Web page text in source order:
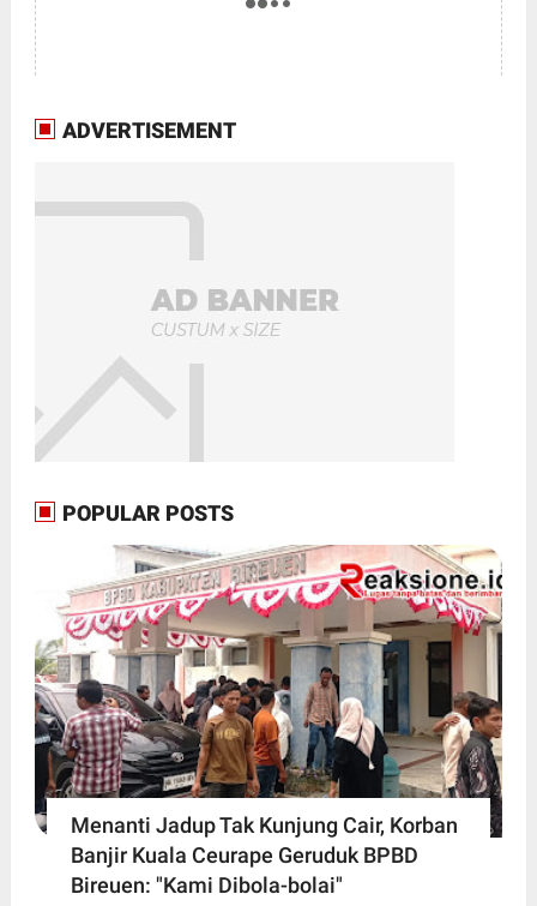
ADVERTISEMENT
POPULAR POSTS
Menanti Jadup Tak Kunjung Cair, Korban
Banjir Kuala Ceurape Geruduk BPBD
Bireuen: "Kami Dibola-bolai"